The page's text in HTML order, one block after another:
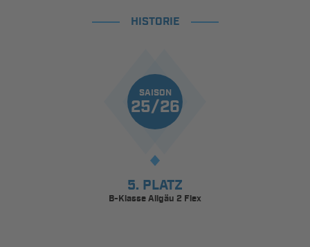
HISTORIE
SAISON
25/26
5. PLATZ
B-Klasse Allgäu 2 Flex